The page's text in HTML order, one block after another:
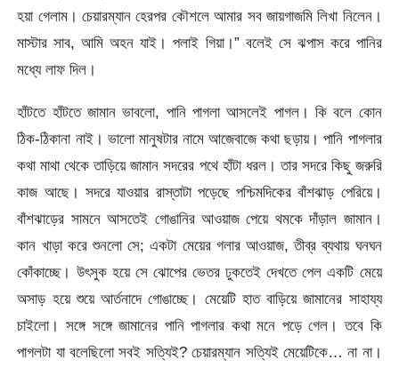
হয়া গেলাম। চেয়ারম্যান হেরপর কৌশলে আমার সব জায়গাজমি লিখা নিলেন।
মাস্টার সাব, আমি অহন যাই। পলাই গিয়া।” বলেই সে ঝপাস করে পানির
মধ্যে লাফ দিল।
হাঁটতে হাঁটতে জামান ভাবলো, পানি পাগলা আসলেই পাগল। কি বলে কোন
ঠিক-ঠিকানা নাই। ভালো মানুষটার নামে আজেবাজে কথা ছড়ায়। পানি পাগলার
কথা মাথা থেকে তাড়িয়ে জামান সদরের পথে হাঁটা ধরল। তার সদরে কিছু জরুরি
কাজ আছে। সদরে যাওয়ার রাস্তাটা পড়েছে পশ্চিমদিকের বাঁশঝাড় পেরিয়ে।
বাঁশঝাড়ের সামনে আসতেই গোঙানির আওয়াজ পেয়ে থমকে দাঁড়াল জামান।
কান খাড়া করে শুনলো সে; একটা মেয়ের গলার আওয়াজ, তীব্র ব্যথায় ঘনঘন
কোঁকাচ্ছে। উৎসুক হয়ে সে ঝোপের ভেতর ঢুকতেই দেখতে পেল একটি মেয়ে
অসাড় হয়ে শুয়ে আর্তনাদে গোঙাচ্ছে। মেয়েটি হাত বাড়িয়ে জামানের সাহায্য
চাইলো। সঙ্গে সঙ্গে জামানের পানি পাগলার কথা মনে পড়ে গেল। তবে কি
পাগলটা যা বলেছিলো সবই সত্যিই? চেয়ারম্যান সত্যিই মেয়েটিকে… না না।